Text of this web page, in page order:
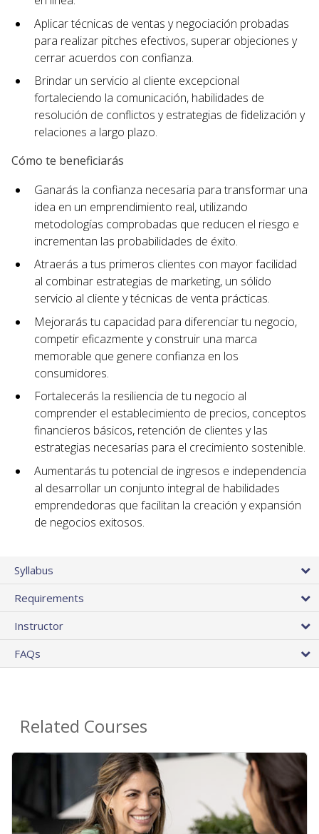
Aplicar técnicas de ventas y negociación probadas
para realizar pitches efectivos, superar objeciones y
cerrar acuerdos con confianza.
Brindar un servicio al cliente excepcional
fortaleciendo la comunicación, habilidades de
resolución de conflictos y estrategias de fidelización y
relaciones a largo plazo.
Cómo te beneficiarás
Ganarás la confianza necesaria para transformar una
idea en un emprendimiento real, utilizando
metodologías comprobadas que reducen el riesgo e
incrementan las probabilidades de éxito.
Atraerás a tus primeros clientes con mayor facilidad
al combinar estrategias de marketing, un sólido
servicio al cliente y técnicas de venta prácticas.
Mejorarás tu capacidad para diferenciar tu negocio,
competir eficazmente y construir una marca
memorable que genere confianza en los
consumidores.
Fortalecerás la resiliencia de tu negocio al
comprender el establecimiento de precios, conceptos
financieros básicos, retención de clientes y las
estrategias necesarias para el crecimiento sostenible.
Aumentarás tu potencial de ingresos e independencia
al desarrollar un conjunto integral de habilidades
emprendedoras que facilitan la creación y expansión
de negocios exitosos.
Syllabus
Requirements
Instructor
FAQs
Related Courses